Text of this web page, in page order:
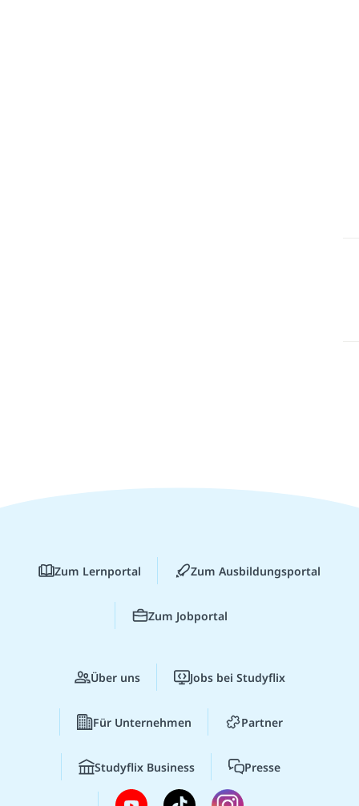
Zum Lernportal Zum Ausbildungsportal
Zum Jobportal
Über uns Jobs bei Studyflix
Für Unternehmen Partner
Studyflix Business Presse